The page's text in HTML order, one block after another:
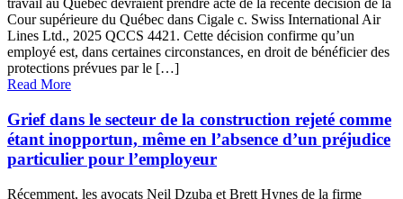
travail au Québec devraient prendre acte de la récente décision de la
Cour supérieure du Québec dans Cigale c. Swiss International Air
Lines Ltd., 2025 QCCS 4421. Cette décision confirme qu’un
employé est, dans certaines circonstances, en droit de bénéficier des
protections prévues par le […]
Read More
Grief dans le secteur de la construction rejeté comme
étant inopportun, même en l’absence d’un préjudice
particulier pour l’employeur
Récemment, les avocats Neil Dzuba et Brett Hynes de la firme